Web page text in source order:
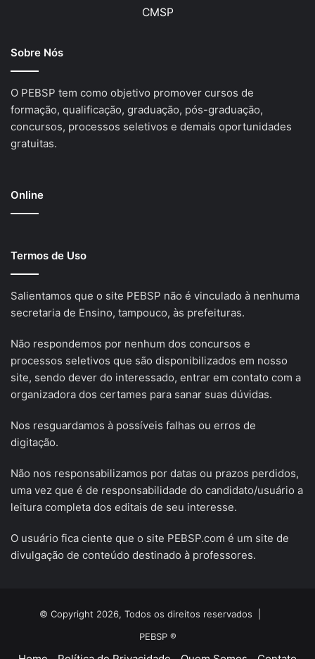
CMSP
Sobre Nós
O PEBSP tem como objetivo promover cursos de
formação, qualificação, graduação, pós-graduação,
concursos, processos seletivos e demais oportunidades
gratuitas.
Online
Termos de Uso
Salientamos que o site PEBSP não é vinculado à nenhuma
secretaria de Ensino, tampouco, às prefeituras.
Não respondemos por nenhum dos concursos e
processos seletivos que são disponibilizados em nosso
site, sendo dever do interessado, entrar em contato com a
organizadora dos certames para sanar suas dúvidas.
Nos resguardamos à possíveis falhas ou erros de
digitação.
Não nos responsabilizamos por datas ou prazos perdidos,
uma vez que é de responsabilidade do candidato/usuário a
leitura completa dos editais de seu interesse.
O usuário fica ciente que o site PEBSP.com é um site de
divulgação de conteúdo destinado à professores.
© Copyright 2026, Todos os direitos reservados |
PEBSP ®